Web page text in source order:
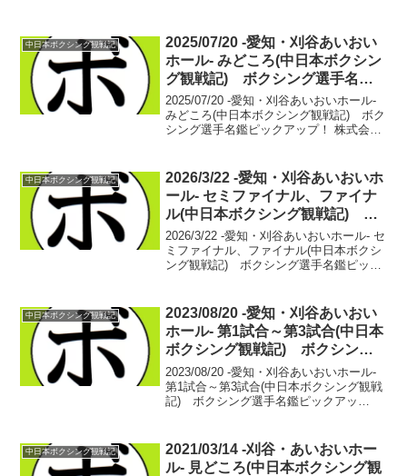
中日本ボクシング観戦記
2025/07/20 -愛知・刈谷あいおい
ホール- みどころ(中日本ボクシン
グ観戦記) ボクシング選手名鑑
ピックアップ！
2025/07/20 -愛知・刈谷あいおいホール-
みどころ(中日本ボクシング観戦記) ボク
シング選手名鑑ピックアップ！ 株式会社
中日本ボクシング観戦記
2026/3/22 -愛知・刈谷あいおいホ
ール- セミファイナル、ファイナ
ル(中日本ボクシング観戦記) ボ
クシング選手名鑑ピックアップ！
2026/3/22 -愛知・刈谷あいおいホール- セ
ミファイナル、ファイナル(中日本ボクシ
ング観戦記) ボクシング選手名鑑ピック
龍拳)序盤から激しい撃ち合い...
中日本ボクシング観戦記
2023/08/20 -愛知・刈谷あいおい
ホール- 第1試合～第3試合(中日本
ボクシング観戦記) ボクシング
選手名鑑ピックアップ！
2023/08/20 -愛知・刈谷あいおいホール-
第1試合～第3試合(中日本ボクシング観戦
記) ボクシング選手名鑑ピックアッ
(名古屋大橋) vs 中里 雄大(中日...
中日本ボクシング観戦記
2021/03/14 -刈谷・あいおいホー
ル- 見どころ(中日本ボクシング観